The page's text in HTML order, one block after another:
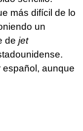
más difícil de lo
un
de jet
español, aunque